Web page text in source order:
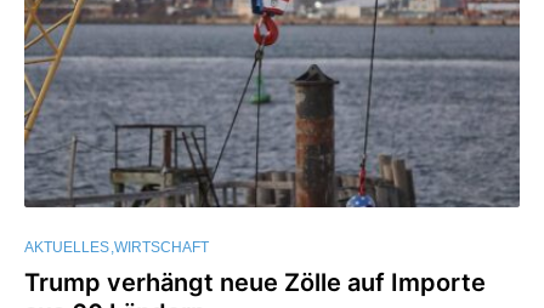
AKTUELLES WIRTSCHAFT
Trump verhängt neue Zölle auf Importe